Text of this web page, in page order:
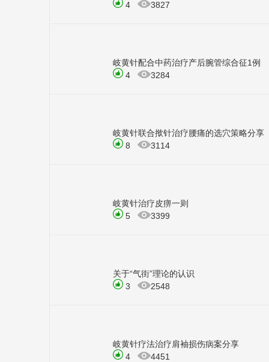
4
3827
岐黄针配合中药治疗产后腕管综合征1例
4
3284
岐黄针联合揿针治疗腰痛的选穴策略分享
8
3114
岐黄针治疗皮痹一则
5
3399
关于“气街”理论的认识
3
2548
岐黄针疗法治疗肩袖损伤病案分享
4
4451